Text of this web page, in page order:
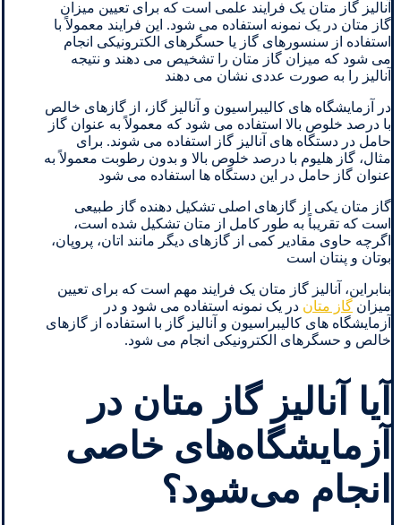
آنالیز گاز متان یک فرایند علمی است که برای تعیین میزان
گاز متان در یک نمونه استفاده می شود. این فرایند معمولاً با
استفاده از سنسورهای گاز یا حسگرهای الکترونیکی انجام
می شود که میزان گاز متان را تشخیص می دهند و نتیجه
آنالیز را به صورت عددی نشان می دهند
در آزمایشگاه های کالیبراسیون و آنالیز گاز، از گازهای خالص
با درصد خلوص بالا استفاده می شود که معمولاً به عنوان گاز
حامل در دستگاه های آنالیز گاز استفاده می شوند. برای
مثال، گاز هلیوم با درصد خلوص بالا و بدون رطوبت معمولاً به
عنوان گاز حامل در این دستگاه ها استفاده می شود
گاز متان یکی از گازهای اصلی تشکیل دهنده گاز طبیعی
است که تقریباً به طور کامل از متان تشکیل شده است،
اگرچه حاوی مقادیر کمی از گازهای دیگر مانند اتان، پروپان،
بوتان و پنتان است
بنابراین، آنالیز گاز متان یک فرایند مهم است که برای تعیین
میزان گاز متان در یک نمونه استفاده می شود و در
آزمایشگاه های کالیبراسیون و آنالیز گاز با استفاده از گازهای
خالص و حسگرهای الکترونیکی انجام می شود.
آیا آنالیز گاز متان در
آزمایشگاه‌های خاصی
انجام می‌شود؟